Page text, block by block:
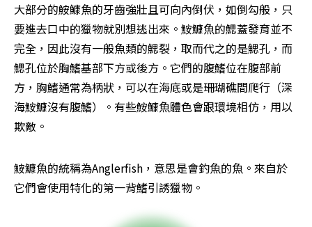
大部分的鮟鱇魚的牙齒強壯且可向內倒伏，如倒勾般，只
要進去口中的獵物就別想逃出來。鮟鱇魚的鰓蓋發育並不
完全，因此沒有一般魚類的鰓裂，取而代之的是鰓孔，而
鰓孔位於胸鰭基部下方或後方。它們的腹鰭位在腹部前
方，胸鰭通常為柄狀，可以在海底或是珊瑚礁間爬行（深
海鮟鱇沒有腹鰭）。有些鮟鱇魚體色會跟環境相仿，用以
欺敵。
鮟鱇魚的統稱為Anglerfish，意思是會釣魚的魚。來自於
它們會使用特化的第一背鰭引誘獵物。